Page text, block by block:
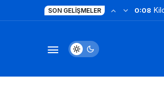
SON GELIŞMELER 0:08